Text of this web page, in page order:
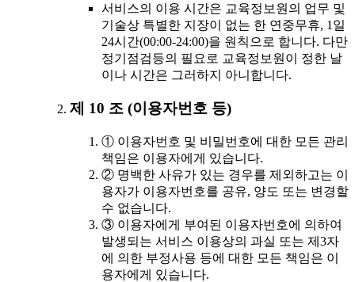
서비스의 이용 시간은 교육정보원의 업무 및
기술상 특별한 지장이 없는 한 연중무휴, 1일
24시간(00:00-24:00)을 원칙으로 합니다. 다만
정기점검등의 필요로 교육정보원이 정한 날
이나 시간은 그러하지 아니합니다.
제 10 조 (이용자번호 등)
① 이용자번호 및 비밀번호에 대한 모든 관리
책임은 이용자에게 있습니다.
② 명백한 사유가 있는 경우를 제외하고는 이
용자가 이용자번호를 공유, 양도 또는 변경할
수 없습니다.
③ 이용자에게 부여된 이용자번호에 의하여
발생되는 서비스 이용상의 과실 또는 제3자
에 의한 부정사용 등에 대한 모든 책임은 이
용자에게 있습니다.